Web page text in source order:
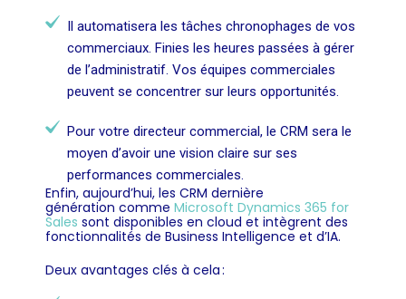
Il automatisera les tâches chronophages de vos
commerciaux. Finies les heures passées à gérer
de l’administratif. Vos équipes commerciales
peuvent se concentrer sur leurs opportunités.
Pour votre directeur commercial, le CRM sera le
moyen d’avoir une vision claire sur ses
performances commerciales.
Enfin, aujourd’hui, les CRM dernière
génération comme Microsoft Dynamics 365 for
Sales sont disponibles en cloud et intègrent des
fonctionnalités de Business Intelligence et d’IA.
Deux avantages clés à cela :